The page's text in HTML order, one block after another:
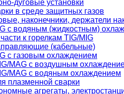
дуговые установки
в среде защитных газов
наконечники, держатели
с водяным (жидкостным)
к горелкам TIG/MIG
(кабельные)
с газовым охлаждением
MAG с воздушным
MAG с водяным охлаждением
плазменной сварки
агрегаты,